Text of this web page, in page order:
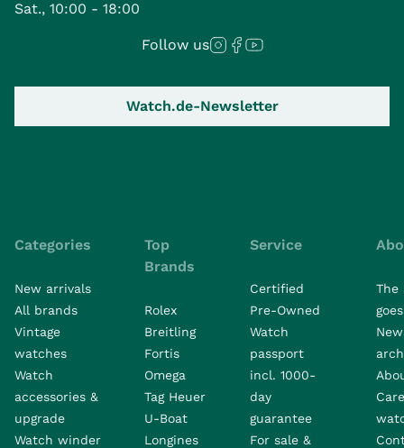
Sat., 10:00 - 18:00
Follow us
Watch.de-Newsletter
Categories
New arrivals
All brands
Vintage
watches
Watch
accessories &
upgrade
Watch winder
Top
Brands
Rolex
Breitling
Fortis
Omega
Tag Heuer
U-Boat
Longines
Service
Certified
Pre-Owned
Watch
passport
incl. 1000-
day
guarantee
For sale &
The